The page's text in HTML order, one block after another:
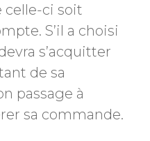
celle-ci soit
S’il a choisi
s’acquitter
de sa
passage à
sa commande.